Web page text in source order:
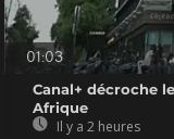
01:03
Canal+ décroche
Afrique
Il y a 2 heures